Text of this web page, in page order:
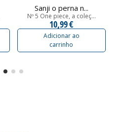
Sanji o perna n...
Nº 5 One piece, a coleç...
10,99 €
Adicionar ao
carrinho